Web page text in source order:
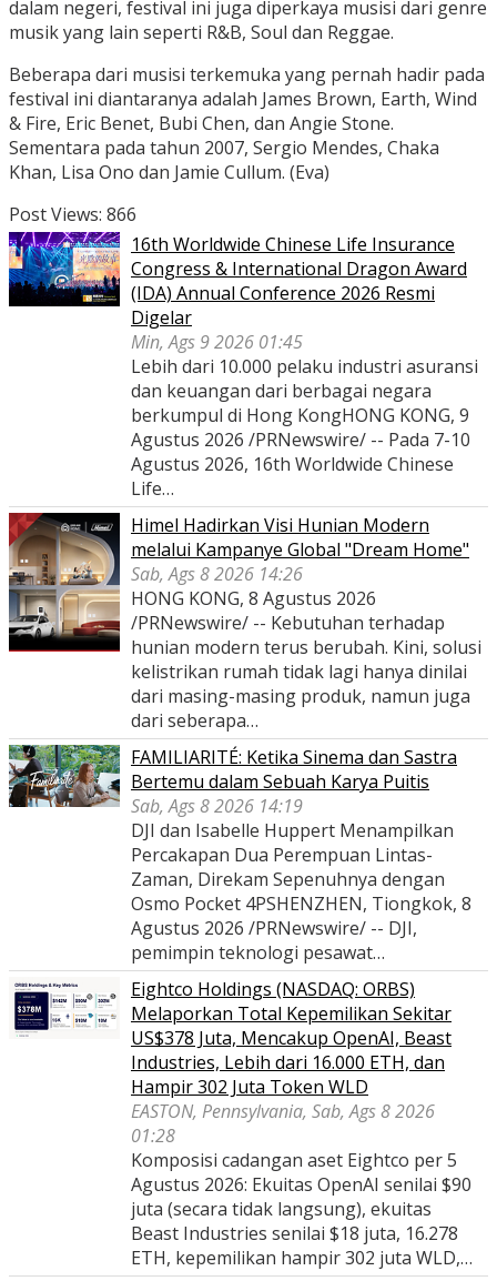
dalam negeri, festival ini juga diperkaya musisi dari genre
musik yang lain seperti R&B, Soul dan Reggae.
Beberapa dari musisi terkemuka yang pernah hadir pada
festival ini diantaranya adalah James Brown, Earth, Wind
& Fire, Eric Benet, Bubi Chen, dan Angie Stone.
Sementara pada tahun 2007, Sergio Mendes, Chaka
Khan, Lisa Ono dan Jamie Cullum. (Eva)
Post Views: 866
16th Worldwide Chinese Life Insurance
Congress & International Dragon Award
(IDA) Annual Conference 2026 Resmi
Digelar
Min, Ags 9 2026 01:45
Lebih dari 10.000 pelaku industri asuransi
dan keuangan dari berbagai negara
berkumpul di Hong KongHONG KONG, 9
Agustus 2026 /PRNewswire/ -- Pada 7-10
Agustus 2026, 16th Worldwide Chinese
Life…
Himel Hadirkan Visi Hunian Modern
melalui Kampanye Global "Dream Home"
Sab, Ags 8 2026 14:26
HONG KONG, 8 Agustus 2026
/PRNewswire/ -- Kebutuhan terhadap
hunian modern terus berubah. Kini, solusi
kelistrikan rumah tidak lagi hanya dinilai
dari masing-masing produk, namun juga
dari seberapa…
FAMILIARITÉ: Ketika Sinema dan Sastra
Bertemu dalam Sebuah Karya Puitis
Sab, Ags 8 2026 14:19
DJI dan Isabelle Huppert Menampilkan
Percakapan Dua Perempuan Lintas-
Zaman, Direkam Sepenuhnya dengan
Osmo Pocket 4PSHENZHEN, Tiongkok, 8
Agustus 2026 /PRNewswire/ -- DJI,
pemimpin teknologi pesawat…
Eightco Holdings (NASDAQ: ORBS)
Melaporkan Total Kepemilikan Sekitar
US$378 Juta, Mencakup OpenAI, Beast
Industries, Lebih dari 16.000 ETH, dan
Hampir 302 Juta Token WLD
EASTON, Pennsylvania, Sab, Ags 8 2026
01:28
Komposisi cadangan aset Eightco per 5
Agustus 2026: Ekuitas OpenAI senilai $90
juta (secara tidak langsung), ekuitas
Beast Industries senilai $18 juta, 16.278
ETH, kepemilikan hampir 302 juta WLD,…